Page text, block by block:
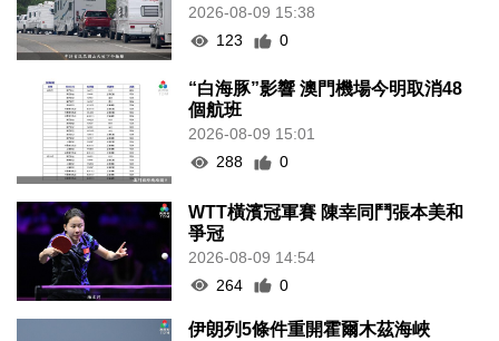
2026-08-09 15:38
123
0
“白海豚”影響 澳門機場今明取消48
個航班
2026-08-09 15:01
288
0
WTT橫濱冠軍賽 陳幸同鬥張本美和
爭冠
2026-08-09 14:54
264
0
伊朗列5條件重開霍爾木茲海峽